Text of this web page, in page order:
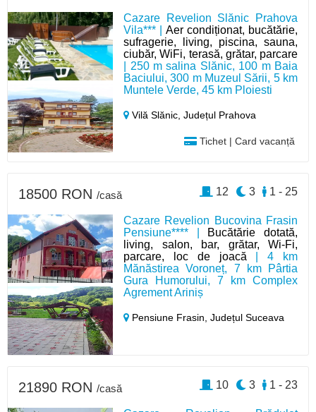
Cazare Revelion Slănic Prahova
Vila*** | Aer condiționat, bucătărie,
sufragerie, living, piscina, sauna,
ciubăr, WiFi, terasă, grătar, parcare
| 250 m salina Slănic, 100 m Baia
Baciului, 300 m Muzeul Sării, 5 km
Muntele Verde, 45 km Ploiesti
Vilă Slănic,Județul Prahova
Tichet | Card vacanță
Cazare Revelion Bucovina Frasin
Pensiune**** | Bucătărie dotată,
living, salon, bar, grătar, Wi-Fi,
parcare, loc de joacă | 4 km
Mănăstirea Voroneț, 7 km Pârtia
Gura Humorului, 7 km Complex
Agrement Ariniș
Pensiune Frasin,Județul Suceava
18500 RON /casă 1 - 25
3
12
21890 RON /casă 1 - 23
3
10